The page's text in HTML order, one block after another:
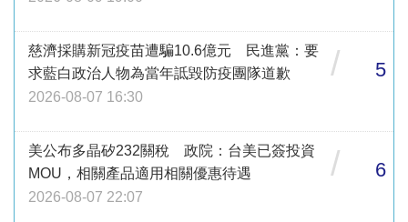
慈濟採購新冠疫苗遭騙10.6億元 民進黨：要
求藍白政治人物為當年詆毀防疫團隊道歉
2026-08-07 16:30
/ 5
美公布多晶矽232關稅 政院：台美已簽投資
MOU，相關產品適用相關優惠待遇
2026-08-07 22:07
/ 6